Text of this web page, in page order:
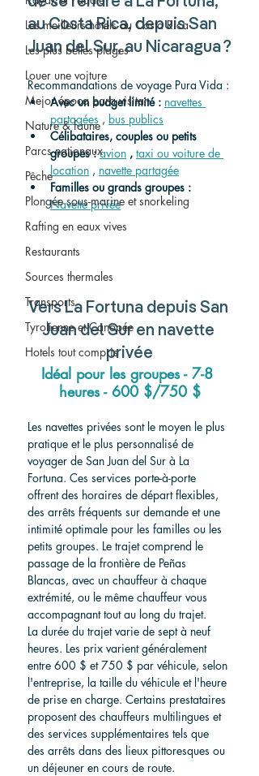
Les meilleurs hôtels au Costa Rica
Les plus belles plages
Louer une voiture
Mejor época para visitar
Nature & faune
Parcs nationaux
Pêche
Plongée sous-marine et snorkeling
Rafting en eaux vives
Restaurants
Sources thermales
Transports
Tyrolienne et Canopée
Hotels tout compris
au Costa Rica, depuis San
Juan del Sur, au Nicaragua ?
Recommandations de voyage Pura Vida :
Avec un budget limité : navettes
partagées , bus publics
Célibataires, couples ou petits
groupes : avion , taxi ou voiture de
location , navette partagée
Familles ou grands groupes :
Navette privée
Vers La Fortuna depuis San
Juan del Sur en navette
privée
Idéal pour les groupes - 7-8
heures - 600 $/750 $
Les navettes privées sont le moyen le plus
pratique et le plus personnalisé de
voyager de San Juan del Sur à La
Fortuna. Ces services porte-à-porte
offrent des horaires de départ flexibles,
des arrêts fréquents sur demande et une
intimité optimale pour les familles ou les
petits groupes. Le trajet comprend le
passage de la frontière de Peñas
Blancas, avec un chauffeur à chaque
extrémité, ou le même chauffeur vous
accompagnant tout au long du trajet.
La durée du trajet varie de sept à neuf
heures. Les prix varient généralement
entre 600 $ et 750 $ par véhicule, selon
l'entreprise, la taille du véhicule et l'heure
de prise en charge. Certains prestataires
proposent des chauffeurs multilingues et
des services supplémentaires tels que
des arrêts dans des lieux pittoresques ou
un déjeuner en cours de route.